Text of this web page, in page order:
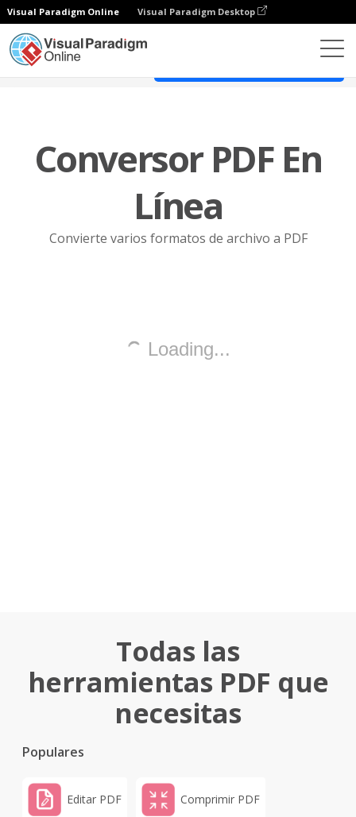
Visual Paradigm Online Visual Paradigm Desktop
Conversor PDF En
Línea
Convierte varios formatos de archivo a PDF
Todas las
herramientas PDF que
necesitas
Populares
Editar PDF Comprimir PDF